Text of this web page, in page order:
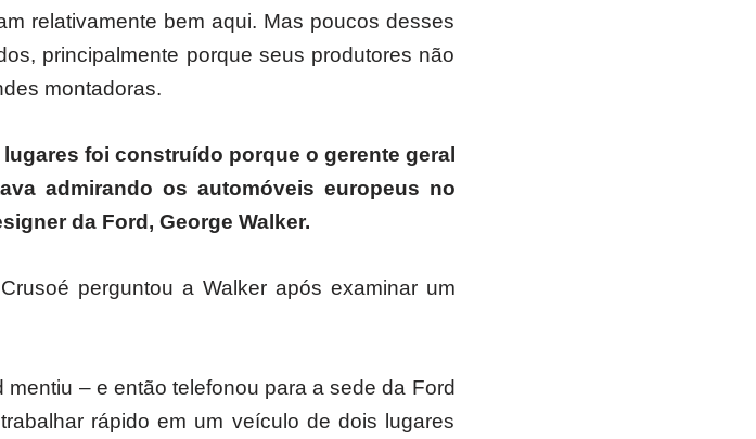
relativamente bem aqui. Mas poucos desses
principalmente porque seus produtores não
montadoras.
foi construído porque o gerente geral
admirando os automóveis europeus no
da Ford, George Walker.
perguntou a Walker após examinar um
mentiu – e então telefonou para a sede da Ford
rápido em um veículo de dois lugares